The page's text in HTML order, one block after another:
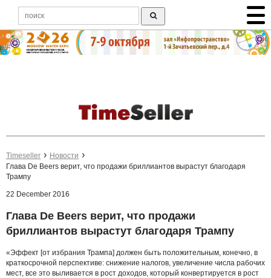
Timeseller
Новости
Глава De Beers верит, что продажи бриллиантов вырастут благодаря
Трампу
22 December 2016
Глава De Beers верит, что продажи
бриллиантов вырастут благодаря Трампу
«Эффект [от избрания Трампа] должен быть положительным, конечно, в
краткосрочной перспективе: снижение налогов, увеличение числа рабочих
мест, все это выливается в рост доходов, который конвертируется в рост